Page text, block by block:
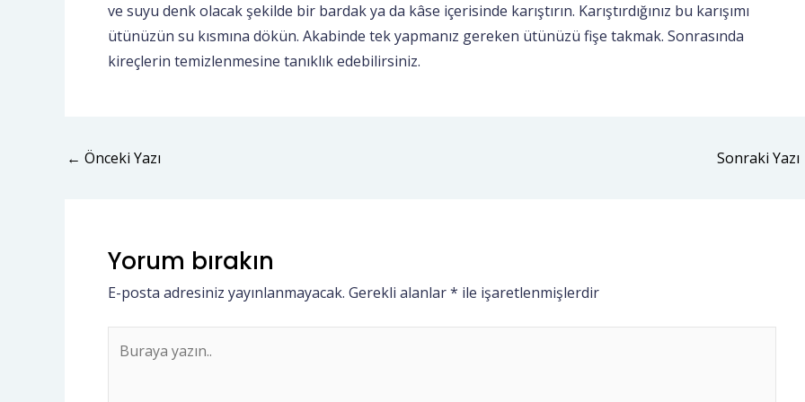
ve suyu denk olacak şekilde bir bardak ya da kâse içerisinde karıştırın. Karıştırdığınız bu karışımı
ütünüzün su kısmına dökün. Akabinde tek yapmanız gereken ütünüzü fişe takmak. Sonrasında
kireçlerin temizlenmesine tanıklık edebilirsiniz.
← Önceki Yazı Sonraki Yazı
Yorum bırakın
E-posta adresiniz yayınlanmayacak. Gerekli alanlar* ile işaretlenmişlerdir